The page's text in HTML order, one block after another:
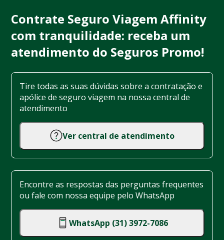
Contrate Seguro Viagem Affinity
com tranquilidade: receba um
atendimento do Seguros Promo!
Tire todas as suas dúvidas sobre a contratação e
apólice de seguro viagem na nossa central de
atendimento
Ver central de atendimento
Encontre as respostas das perguntas frequentes
ou fale com nossa equipe pelo WhatsApp
WhatsApp (31) 3972-7086